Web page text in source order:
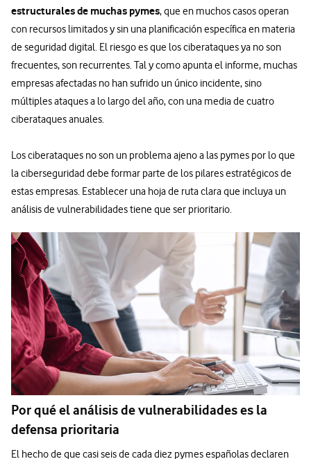
estructurales de muchas pymes, que en muchos casos operan
con recursos limitados y sin una planificación específica en materia
de seguridad digital. El riesgo es que los ciberataques ya no son
frecuentes, son recurrentes. Tal y como apunta el informe, muchas
empresas afectadas no han sufrido un único incidente, sino
múltiples ataques a lo largo del año, con una media de cuatro
ciberataques anuales.
Los ciberataques no son un problema ajeno a las pymes por lo que
la ciberseguridad debe formar parte de los pilares estratégicos de
estas empresas. Establecer una hoja de ruta clara que incluya un
análisis de vulnerabilidades tiene que ser prioritario.
Por qué el análisis de vulnerabilidades es la
defensa prioritaria
El hecho de que casi seis de cada diez pymes españolas declaren